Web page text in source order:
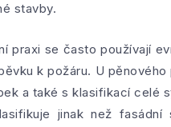
stavby.
praxi se často používají
k požáru. U
a také s klasifikací celé
jinak než